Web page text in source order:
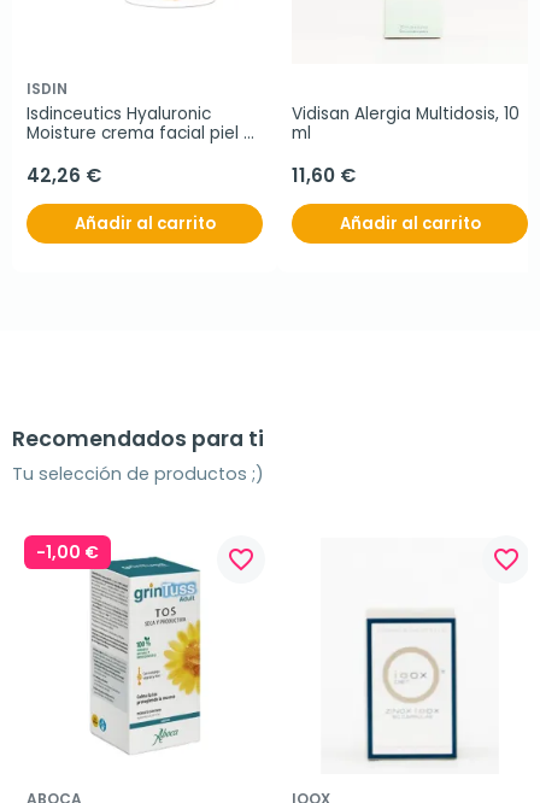
ISDIN
Isdinceutics Hyaluronic
Moisture crema facial piel
42,26 €
Añadir al carrito
Vidisan Alergia Multidosis, 10
ml
11,60 €
Añadir al carrito
Recomendados para ti
Tu selección de productos ;)
-1,00 € favorite_border favorite_border